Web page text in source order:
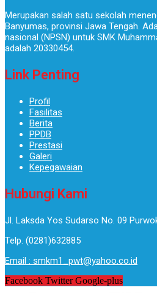
Merupakan salah satu sekolah
Banyumas, provinsi Jawa Tengah.
nasional (NPSN) untuk SMK
adalah 20330454.
Link Penting
Profil
Fasilitas
Berita
PPDB
Prestasi
Galeri
Kepegawaian
Hubungi Kami
Jl. Laksda Yos Sudarso No. 09
Telp. (0281)632885
Email : smkm1_pwt@yahoo.co.id
Facebook Twitter Google-plus